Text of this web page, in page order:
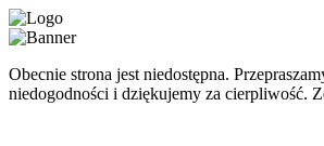
Obecnie strona jest niedostępna.
niedogodności i dziękujemy za cierpliwość.